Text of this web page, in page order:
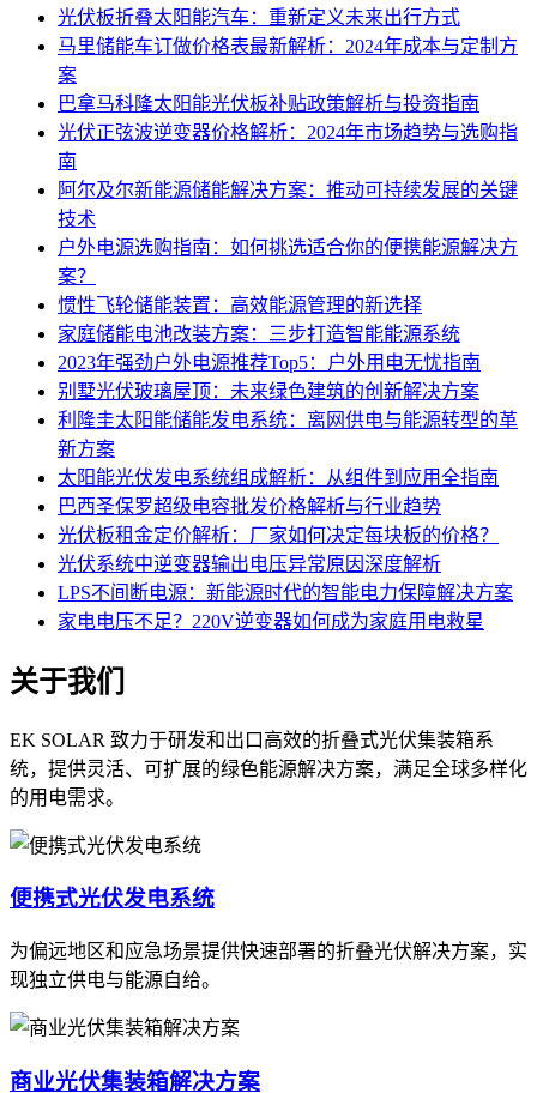
光伏板折叠太阳能汽车：重新定义未来出行方式
马里储能车订做价格表最新解析：2024年成本与定制方
案
巴拿马科隆太阳能光伏板补贴政策解析与投资指南
光伏正弦波逆变器价格解析：2024年市场趋势与选购指
南
阿尔及尔新能源储能解决方案：推动可持续发展的关键
技术
户外电源选购指南：如何挑选适合你的便携能源解决方
案？
惯性飞轮储能装置：高效能源管理的新选择
家庭储能电池改装方案：三步打造智能能源系统
2023年强劲户外电源推荐Top5：户外用电无忧指南
别墅光伏玻璃屋顶：未来绿色建筑的创新解决方案
利隆圭太阳能储能发电系统：离网供电与能源转型的革
新方案
太阳能光伏发电系统组成解析：从组件到应用全指南
巴西圣保罗超级电容批发价格解析与行业趋势
光伏板租金定价解析：厂家如何决定每块板的价格？
光伏系统中逆变器输出电压异常原因深度解析
LPS不间断电源：新能源时代的智能电力保障解决方案
家电电压不足？220V逆变器如何成为家庭用电救星
关于我们
EK SOLAR 致力于研发和出口高效的折叠式光伏集装箱系
统，提供灵活、可扩展的绿色能源解决方案，满足全球多样化
的用电需求。
便携式光伏发电系统
为偏远地区和应急场景提供快速部署的折叠光伏解决方案，实
现独立供电与能源自给。
商业光伏集装箱解决方案